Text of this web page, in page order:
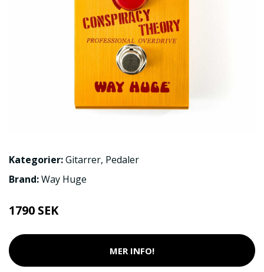
Kategorier:Gitarrer, Pedaler
Brand:Way Huge
1790 SEK
MER INFO!